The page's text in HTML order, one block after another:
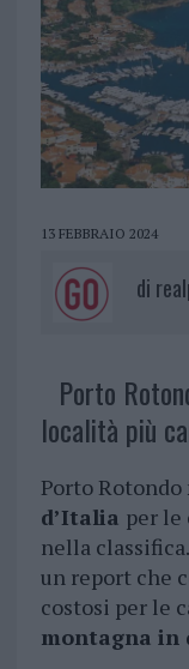
13 FEBBRAIO 2024
di
Porto
località più
Porto Rotondo
d’Italia per le
nella
un report che
costosi per le
montagna in